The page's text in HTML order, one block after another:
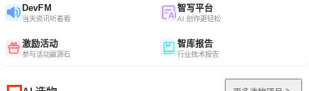
DevFM
当天资讯听着看
智写平台
AI 创作更轻松
激励活动
参与活动赢源石
智库报告
行业技术报告